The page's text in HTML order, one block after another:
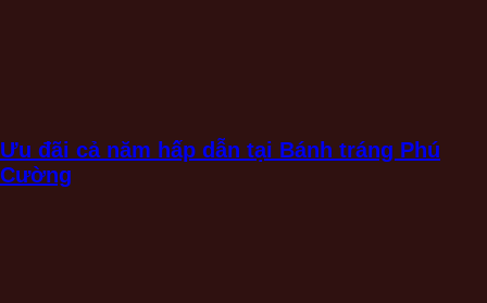
Ưu đãi cả năm hấp dẫn tại Bánh tráng Phú
Cường